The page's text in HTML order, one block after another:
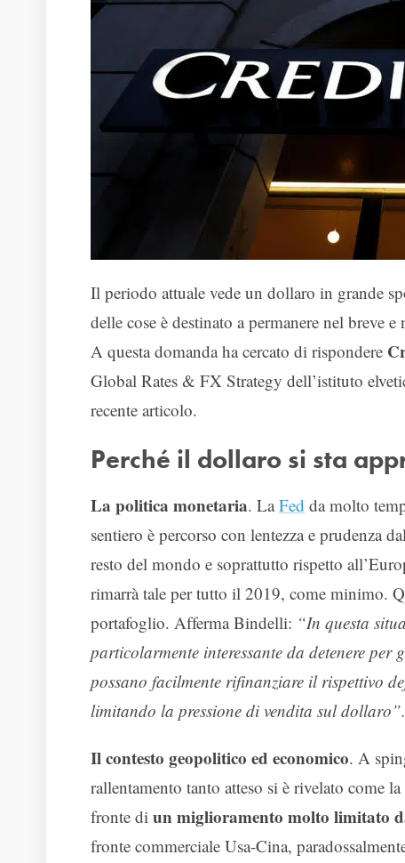
Il periodo attuale vede un dollaro in grande
delle cose è destinato a permanere nel breve
A questa domanda ha cercato di rispondere
Global Rates & FX Strategy dell’istituto
recente articolo.
Perché il dollaro si sta
La politica monetaria. LaFed da molto
sentiero è percorso con lentezza e prudenza
resto del mondo e soprattutto rispetto
rimarrà tale per tutto il 2019, come minimo.
portafoglio. Afferma Bindelli: “In questa
particolarmente interessante da detenere
possano facilmente rifinanziare il rispettivo
limitando la pressione di vendita sul dollaro”.
Il contesto geopolitico ed economico. A
rallentamento tanto atteso si è rivelato come
fronte di un miglioramento molto limitato
fronte commerciale Usa-Cina,